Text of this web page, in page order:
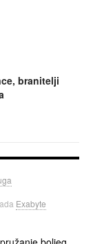
branitelji
Exabyte